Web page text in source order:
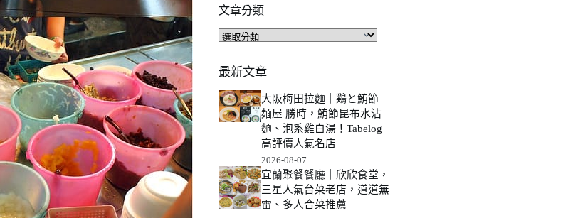
文章分類
文
分
類
最新文章
大阪梅田拉麵｜鶏と鮪節
麺屋 勝時，鮪節昆布水沾
麵、泡系雞白湯！Tabelog
高評價人氣名店
2026-08-07
宜蘭聚餐餐廳｜欣欣食堂，
三星人氣台菜老店，道道無
雷、多人合菜推薦